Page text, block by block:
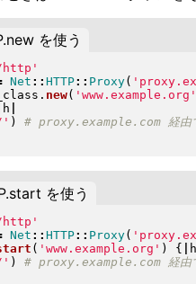
を使う
http'
Net :: HTTP:: Proxy(
. new( 'www.example.org'
h
' )
を使う
http'
Net :: HTTP:: Proxy(
( 'www.example.org' ) { h
' )